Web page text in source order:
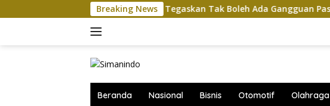
ke
Breaking News
Komut Pertamina Tegaskan Tak Boleh Ada Gangguan Pasokan
Beranda Nasional Bisnis Otomotif Olahraga